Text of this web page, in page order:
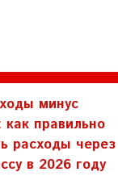
минус
правильно
расходы через
в 2026 году